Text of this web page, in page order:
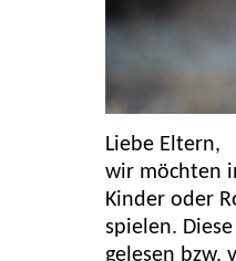
Liebe Eltern,
wir möchten
Kinder oder
spielen.
gelesen bzw.